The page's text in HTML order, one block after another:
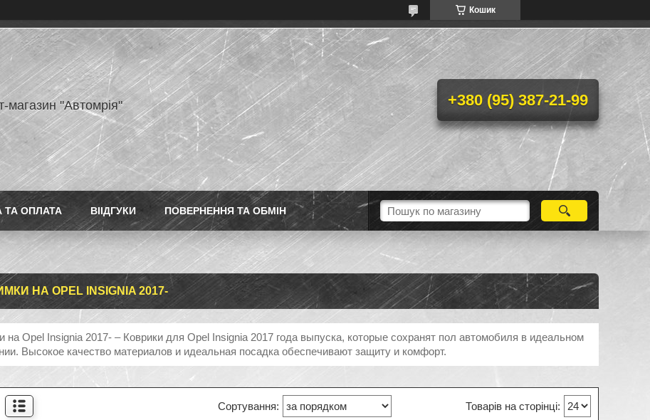
Кошик
магазин "Автомрія" +380 (95) 387-21-99
ТА ОПЛАТА ВІІДГУКИ ПОВЕРНЕННЯ ТА ОБМІН
НА OPEL INSIGNIA 2017-
на Opel Insignia 2017- – Коврики для Opel Insignia 2017 года выпуска, которые сохранят пол автомобиля в идеальном
Высокое качество материалов и идеальная посадка обеспечивают защиту и комфорт.